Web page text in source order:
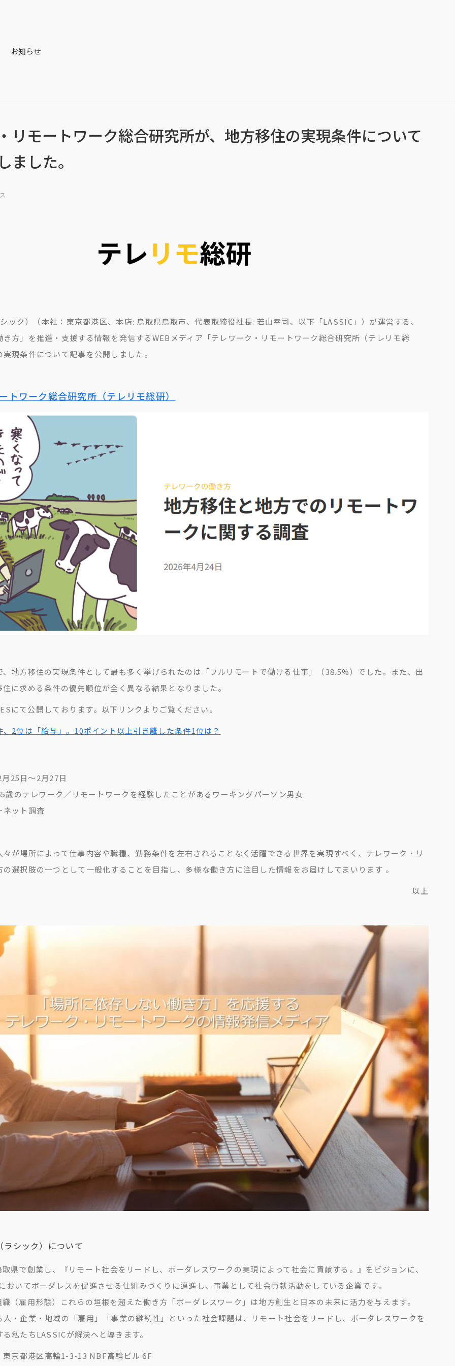
お知らせ
リモートワーク総合研究所が、地方移住の実現条件について
ました。
ック）（本社：東京都港区、本店: 鳥取県鳥取市、代表取締役社長: 若山幸司、以下「LASSIC」）が運営する、
方」を推進・支援する情報を発信するWEBメディア「テレワーク・リモートワーク総合研究所（テレリモ総
現条件について記事を公開しました。
トワーク総合研究所（テレリモ総研）
地方移住の実現条件として最も多く挙げられたのは「フルリモートで働ける仕事」（38.5%）でした。また、出
に求める条件の優先順位が全く異なる結果となりました。
にて公開しております。以下リンクよりご覧ください。
2位は「給与」。10ポイント以上引き離した条件1位は？
25日〜2月27日
歳のテレワーク／リモートワークを経験したことがあるワーキングパーソン男女
ネット調査
が場所によって仕事内容や職種、勤務条件を左右されることなく活躍できる世界を実現すべく、テレワーク・リ
選択肢の一つとして一般化することを目指し、多様な働き方に注目した情報をお届けしてまいります 。
以上
シック）について
県で創業し、『リモート社会をリードし、ボーダレスワークの実現によって社会に貢献する。』をビジョンに、
おいてボーダレスを促進させる仕組みづくりに邁進し、事業として社会貢献活動をしている企業です。
（雇用形態）これらの垣根を超えた働き方「ボーダレスワーク」は地方創生と日本の未来に活力を与えます。
・企業・地域の「雇用」「事業の継続性」といった社会課題は、リモート社会をリードし、ボーダレスワークを
私たちLASSICが解決へと導きます。
京都港区高輪1-3-13 NBF高輪ビル 6F